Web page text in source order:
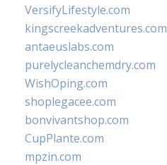
VersifyLifestyle.com
kingscreekadventures.com
antaeuslabs.com
purelycleanchemdry.com
WishOping.com
shoplegacee.com
bonvivantshop.com
CupPlante.com
mpzin.com